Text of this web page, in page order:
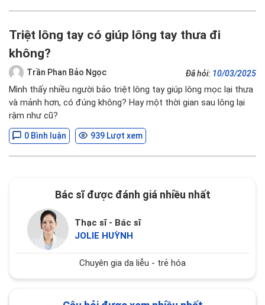
Triệt lông tay có giúp lông tay thưa đi
không?
Trần Phan Bảo Ngọc Đã hỏi: 10/03/2025
Mình thấy nhiều người bảo triệt lông tay giúp lông mọc lại thưa
và mảnh hơn, có đúng không? Hay một thời gian sau lông lại
rậm như cũ?
0 Bình luận 939 Lượt xem
Bác sĩ được đánh giá nhiều nhất
Thạc sĩ - Bác sĩ
JOLIE HUỲNH
Chuyên gia da liễu - trẻ hóa